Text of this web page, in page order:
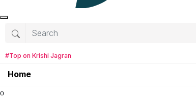
#Top on Krishi Jagran
Home
o
ପୁରୀ ଜିଲ୍ଲା ଗୋପ ବ୍ଳକ ସ୍ଥିତ ମହଲପଡା